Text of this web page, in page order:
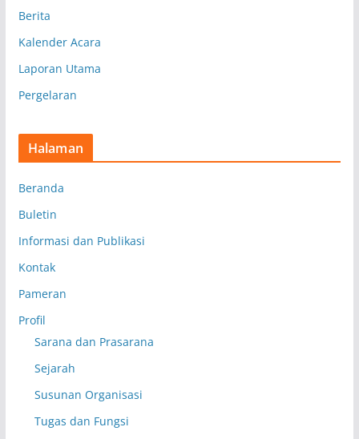
Berita
Kalender Acara
Laporan Utama
Pergelaran
Halaman
Beranda
Buletin
Informasi dan Publikasi
Kontak
Pameran
Profil
Sarana dan Prasarana
Sejarah
Susunan Organisasi
Tugas dan Fungsi